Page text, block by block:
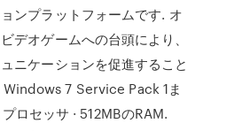
ンプラットフォームです. オ
デオゲームへの台頭により、
ニケーションを促進すること
7 Service Pack 1ま
ロセッサ · 512MBのRAM.